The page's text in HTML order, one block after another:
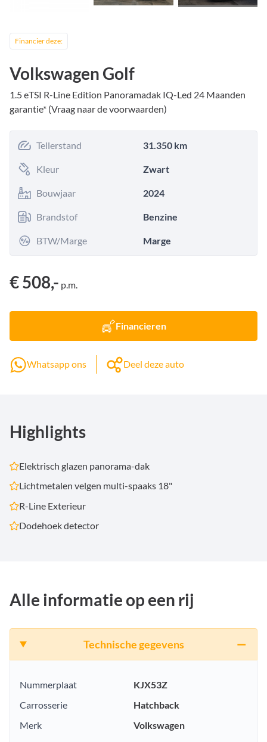
Financier deze:
Volkswagen Golf
1.5 eTSI R-Line Edition Panoramadak IQ-Led 24 Maanden
garantie* (Vraag naar de voorwaarden)
Tellerstand 31.350 km
Kleur Zwart
Bouwjaar 2024
Brandstof Benzine
BTW/Marge Marge
€ 508,- p.m.
Financieren
Whatsapp ons Deel deze auto
Highlights
Elektrisch glazen panorama-dak
Lichtmetalen velgen multi-spaaks 18"
R-Line Exterieur
Dodehoek detector
Alle informatie op een rij
Technische gegevens
Nummerplaat
KJX53Z
Carrosserie
Hatchback
Merk
Volkswagen